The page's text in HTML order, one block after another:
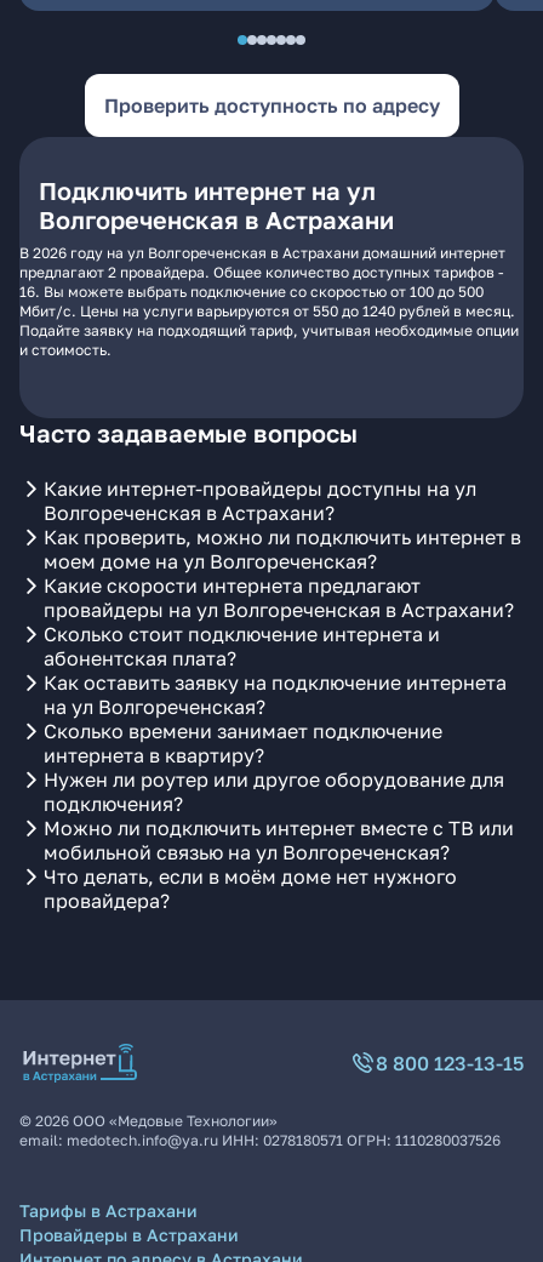
Проверить доступность по адресу
Подключить интернет на ул
Волгореченская в Астрахани
В 2026 году на ул Волгореченская в Астрахани домашний интернет
предлагают 2 провайдера. Общее количество доступных тарифов -
16. Вы можете выбрать подключение со скоростью от 100 до 500
Мбит/с. Цены на услуги варьируются от 550 до 1240 рублей в месяц.
Подайте заявку на подходящий тариф, учитывая необходимые опции
и стоимость.
Часто задаваемые вопросы
Какие интернет-провайдеры доступны на ул
Волгореченская в Астрахани?
Как проверить, можно ли подключить интернет в
моем доме на ул Волгореченская?
Какие скорости интернета предлагают
провайдеры на ул Волгореченская в Астрахани?
Сколько стоит подключение интернета и
абонентская плата?
Как оставить заявку на подключение интернета
на ул Волгореченская?
Сколько времени занимает подключение
интернета в квартиру?
Нужен ли роутер или другое оборудование для
подключения?
Можно ли подключить интернет вместе с ТВ или
мобильной связью на ул Волгореченская?
Что делать, если в моём доме нет нужного
провайдера?
8 800 123-13-15
© 2026 ООО «Медовые Технологии»
email: medotech.info@ya.ru ИНН: 0278180571 ОГРН: 1110280037526
Тарифы в Астрахани
Провайдеры в Астрахани